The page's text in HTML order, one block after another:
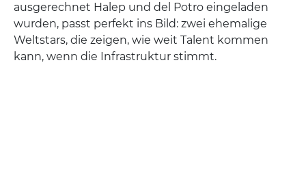
ausgerechnet Halep und del Potro eingeladen
wurden, passt perfekt ins Bild: zwei ehemalige
Weltstars, die zeigen, wie weit Talent kommen
kann, wenn die Infrastruktur stimmt.